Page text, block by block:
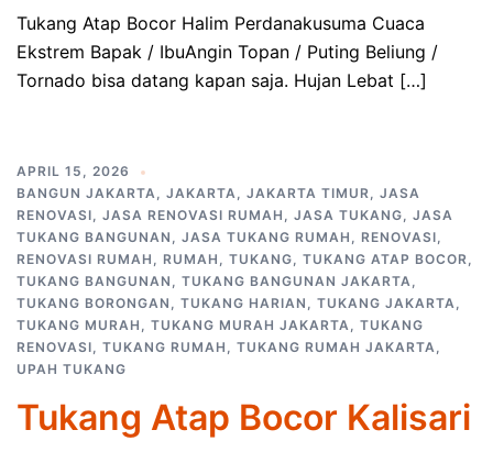
Tukang Atap Bocor Halim Perdanakusuma Cuaca
Ekstrem Bapak / IbuAngin Topan / Puting Beliung /
Tornado bisa datang kapan saja. Hujan Lebat […]
APRIL 15, 2026
BANGUN JAKARTA, JAKARTA, JAKARTA TIMUR, JASA
RENOVASI, JASA RENOVASI RUMAH , JASA TUKANG, JASA
TUKANG BANGUNAN , JASA TUKANG RUMAH , RENOVASI,
RENOVASI RUMAH , RUMAH , TUKANG, TUKANG ATAP BOCOR,
TUKANG BANGUNAN , TUKANG BANGUNAN JAKARTA,
TUKANG BORONGAN , TUKANG HARIAN , TUKANG JAKARTA,
TUKANG MURAH , TUKANG MURAH JAKARTA, TUKANG
RENOVASI, TUKANG RUMAH , TUKANG RUMAH JAKARTA,
UPAH TUKANG
Tukang Atap Bocor Kalisari